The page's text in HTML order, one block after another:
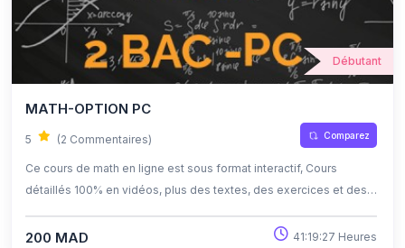
Débutant
MATH-OPTION PC
5 (2 Commentaires) Comparez
Ce cours de math en ligne est sous format interactif, Cours
détaillés 100% en vidéos, plus des textes, des exercices et des
d'apprendre à son propre rythme grâce à l'auto-apprentissage et
200 MAD 41:19:27 Heures